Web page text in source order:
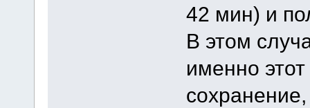
42 мин) и
В этом
именно